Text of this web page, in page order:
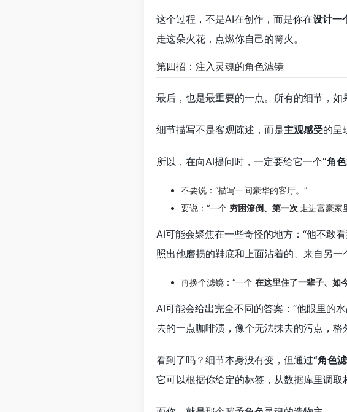
这个过程，不是AI在创作，而是你在设计一
走这朵火花，点燃你自己的篝火。
第四招：注入灵魂的角色滤镜
最后，也是最重要的一点。所有的细节，如
细节描写不是客观陈述，而是主观感受的呈
所以，在向AI提问时，一定要给它一个“角
不要说：“描写一间豪华的客厅。”
要说：“一个 穷困潦倒、第一次 走进富豪家
AI可能会聚焦在一些奇怪的地方：“他不敢
照出他磨损的鞋底和上面沾着的、来自另
再换个滤镜：“一个 在这里住了一辈子、如
AI可能会给出完全不同的答案：“他眼里的
去的一点咖啡渍，像个无法抹去的污点，
看到了吗？细节本身没有变，但通过“角色
它可以根据你给定的标签，从数据库里调取